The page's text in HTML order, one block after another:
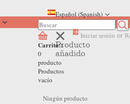
Español (Spanish)
Iniciar sesión or
Carrito::
0
producto
Productos
vacío
Ningún producto
Producto
añadido